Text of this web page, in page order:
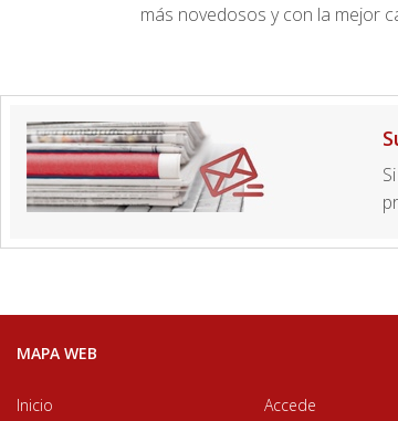
más novedosos y con la mejor
MAPA WEB
Inicio
Accede